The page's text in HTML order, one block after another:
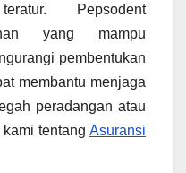
Pepsodent
yang mampu
pembentukan
membantu menjaga
peradangan atau
tentang Asuransi